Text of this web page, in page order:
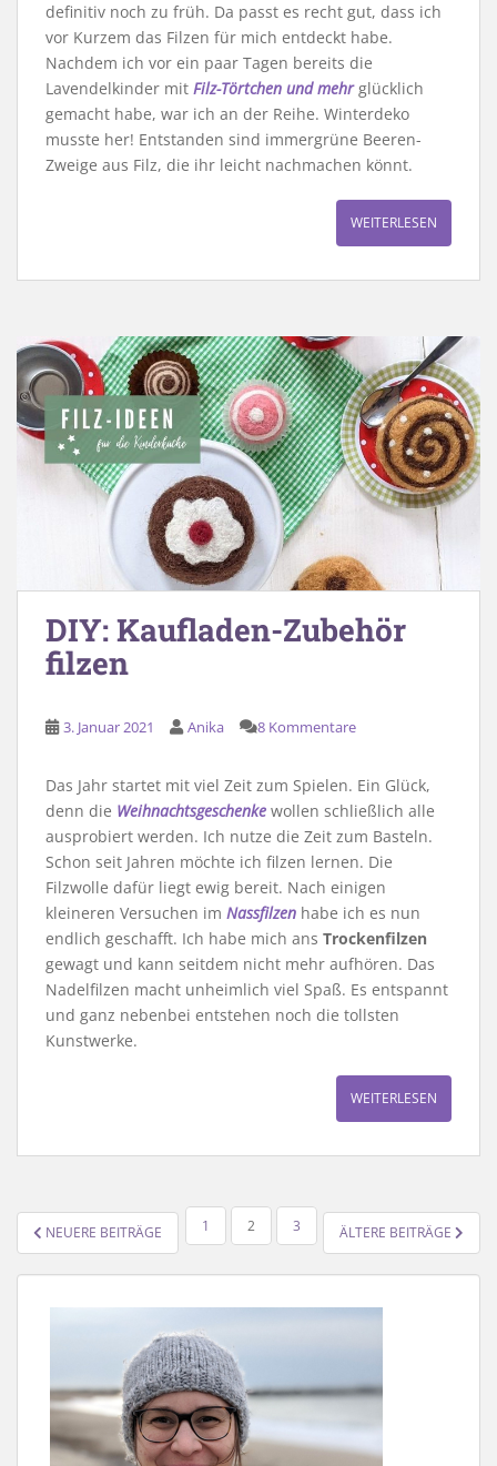
definitiv noch zu früh. Da passt es recht gut, dass ich
vor Kurzem das Filzen für mich entdeckt habe.
Nachdem ich vor ein paar Tagen bereits die
Lavendelkinder mit Filz-Törtchen und mehrglücklich
gemacht habe, war ich an der Reihe. Winterdeko
musste her! Entstanden sind immergrüne Beeren-
Zweige aus Filz, die ihr leicht nachmachen könnt.
WEITERLESEN
DIY: Kaufladen-Zubehör
filzen
3. Januar 2021 Anika 8 Kommentare
Das Jahr startet mit viel Zeit zum Spielen. Ein Glück,
denn die Weihnachtsgeschenke wollen schließlich alle
ausprobiert werden. Ich nutze die Zeit zum Basteln.
Schon seit Jahren möchte ich filzen lernen. Die
Filzwolle dafür liegt ewig bereit. Nach einigen
kleineren Versuchen im Nassfilzen habe ich es nun
endlich geschafft. Ich habe mich ans Trockenfilzen
gewagt und kann seitdem nicht mehr aufhören. Das
Nadelfilzen macht unheimlich viel Spaß. Es entspannt
und ganz nebenbei entstehen noch die tollsten
Kunstwerke.
WEITERLESEN
SEITENNUMMERIERUNG
DER
BEITRÄGE
NEUERE BEITRÄGE 1 2 3 ÄLTERE BEITRÄGE